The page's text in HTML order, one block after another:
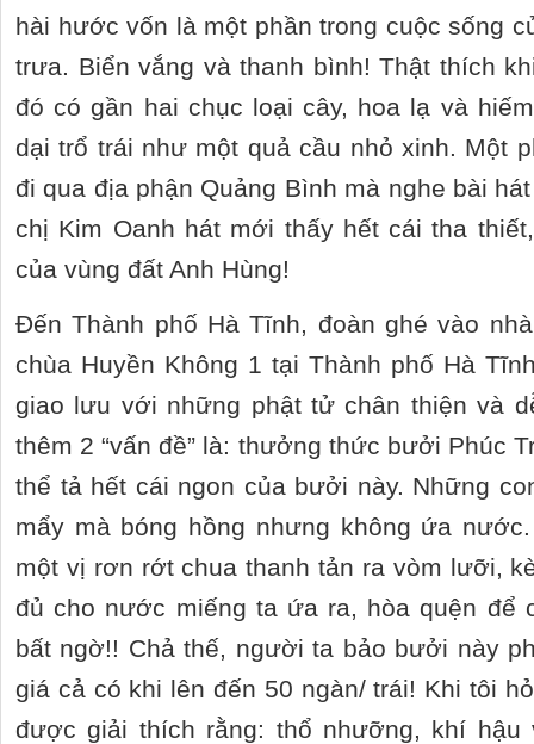
hài hước vốn là một phần trong cuộc sống
trưa. Biển vắng và thanh bình! Thật thích
đó có gần hai chục loại cây, hoa lạ và
dại trổ trái như một quả cầu nhỏ xinh. Một
đi qua địa phận Quảng Bình mà nghe bài
chị Kim Oanh hát mới thấy hết cái tha
của vùng đất Anh Hùng!
Đến Thành phố Hà Tĩnh, đoàn ghé vào
chùa Huyền Không 1 tại Thành phố Hà
giao lưu với những phật tử chân thiện và
thêm 2 “vấn đề” là: thưởng thức bưởi Phúc
thể tả hết cái ngon của bưởi này. Những
mẩy mà bóng hồng nhưng không ứa
một vị rơn rớt chua thanh tản ra vòm lưỡi,
đủ cho nước miếng ta ứa ra, hòa quện để
bất ngờ!! Chả thế, người ta bảo bưởi này
giá cả có khi lên đến 50 ngàn/ trái! Khi tôi
được giải thích rằng: thổ nhưỡng, khí hậu